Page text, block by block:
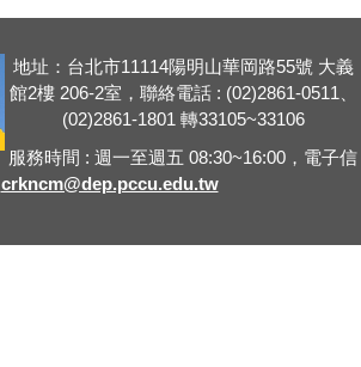
地址：台北市11114陽明山華岡路55號 大義
館2樓 206-2室，聯絡電話 : (02)2861-0511、
(02)2861-1801 轉33105~33106
服務時間 : 週一至週五 08:30~16:00，電子信
crkncm@dep.pccu.edu.tw